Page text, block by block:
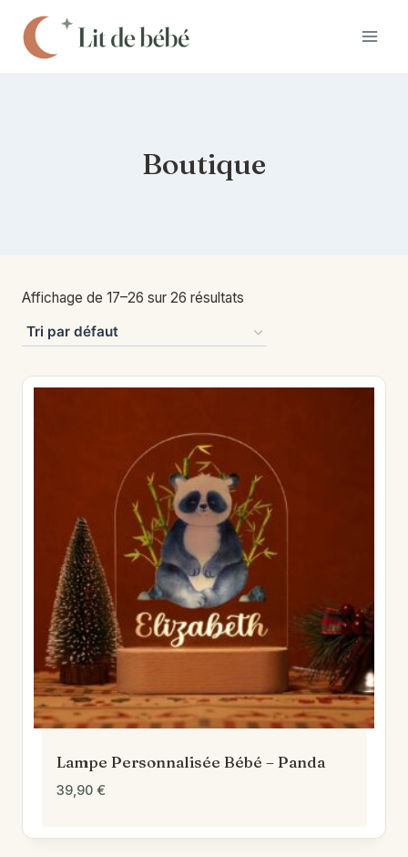
contenu
Boutique
Affichage de 17–26 sur 26 résultats
Lampe Personnalisée Bébé – Panda
39,90 €